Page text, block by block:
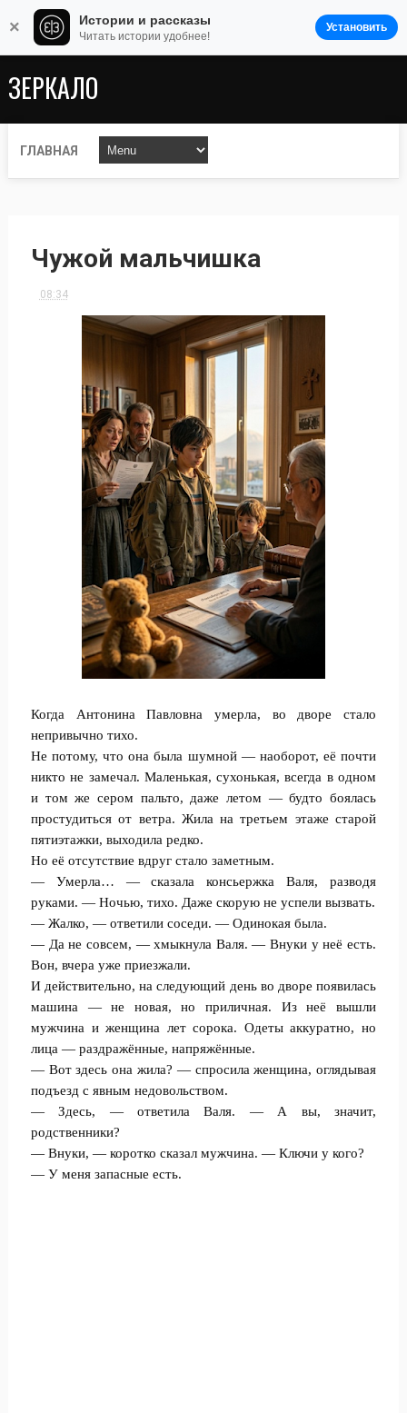
ЗЕРКАЛО
ГЛАВНАЯ
Чужой мальчишка
08:34
Когда Антонина Павловна умерла, во дворе стало
непривычно тихо.
Не потому, что она была шумной — наоборот, её почти
никто не замечал. Маленькая, сухонькая, всегда в одном
и том же сером пальто, даже летом — будто боялась
простудиться от ветра. Жила на третьем этаже старой
пятиэтажки, выходила редко.
Но её отсутствие вдруг стало заметным.
— Умерла… — сказала консьержка Валя, разводя
руками. — Ночью, тихо. Даже скорую не успели вызвать.
— Жалко, — ответили соседи. — Одинокая была.
— Да не совсем, — хмыкнула Валя. — Внуки у неё есть.
Вон, вчера уже приезжали.
И действительно, на следующий день во дворе появилась
машина — не новая, но приличная. Из неё вышли
мужчина и женщина лет сорока. Одеты аккуратно, но
лица — раздражённые, напряжённые.
— Вот здесь она жила? — спросила женщина, оглядывая
подъезд с явным недовольством.
— Здесь, — ответила Валя. — А вы, значит,
родственники?
— Внуки, — коротко сказал мужчина. — Ключи у кого?
— У меня запасные есть.
× Истории и рассказы
Читать истории удобнее!
Установить